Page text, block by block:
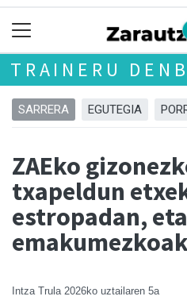
TRAINERU
SARRERA EGUTEGIA
ZAEko
txapeldun
estropadan, eta
Intza Trula 2026ko uztailaren 5a